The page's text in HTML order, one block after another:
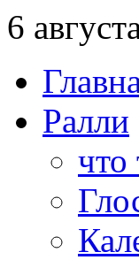
6
Ралли
что